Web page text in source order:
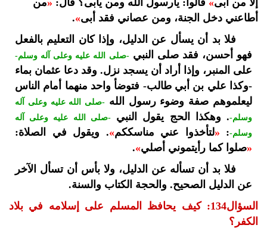
إلا من أبى» قالوا: يارسول الله ومن يأبى؟ قال: «من
أطاعني دخل الجنة، ومن عصاني فقد أبى»
.
فلا بد أن يسأل عن الدليل، وإذا كان التعليم بالفعل
فهو أحسن، فقد صلى النبي-صلى الله عليه وعلى آله وسلم-
على المنبر، وإذا أراد أن يسجد نزل. وقد دعا عثمان بماء
-وكذا علي بن أبي طالب- فتوضأ واحد منهما أمام الناس
ليعلموهم صفة وضوء رسول الله -صلى الله عليه وعلى آله
وسلم-. وهكذا الحج يقول النبي-صلى الله عليه وعلى آله
وسلم-:
«لتأخذوا عني مناسككم». ويقول في الصلاة:
«صلوا كما رأيتموني أصلي»
.
فلا بد أن تسأله عن الدليل، ولا بأس أن تسأل الآخر
عن الدليل الصحيح. والحجة الكتاب والسنة.
السؤال134: كيف يحافظ المسلم على إسلامه في بلاد
الكفر؟